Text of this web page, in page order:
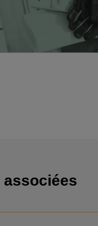
associées